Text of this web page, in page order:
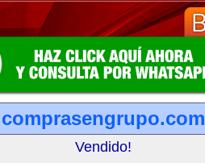
comprasengrupo.com
Vendido!